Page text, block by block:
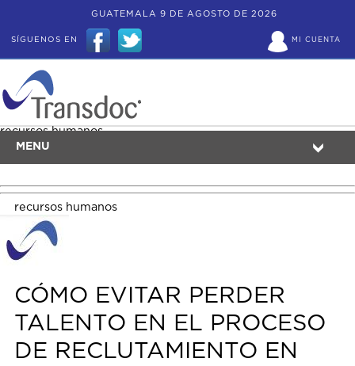
GUATEMALA 9 DE AGOSTO DE 2026
MI CUENTA
SÍGUENOS EN
MENU
recursos humanos
recursos humanos
CÓMO EVITAR PERDER
TALENTO EN EL PROCESO
DE RECLUTAMIENTO EN